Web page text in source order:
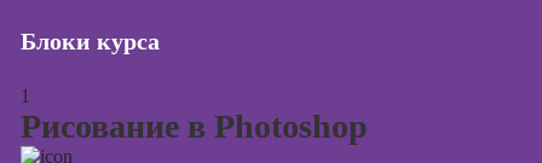
Блоки курса
1
Рисование в Photoshop